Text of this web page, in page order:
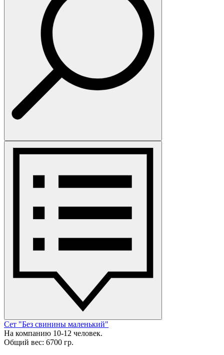
Сет "Без свинины маленький"
На компанию 10-12 человек.
Общий вес: 6700 гр.